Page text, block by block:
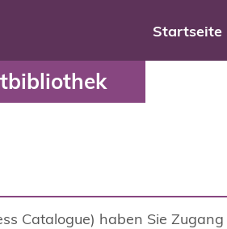
-Startseite
Catalogue) haben Sie